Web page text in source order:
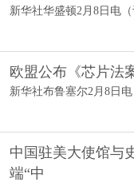
新华社华盛顿2月8日电
欧盟公布《芯片法
新华社布鲁塞尔2月8日
中国驻美大使馆与
端“中